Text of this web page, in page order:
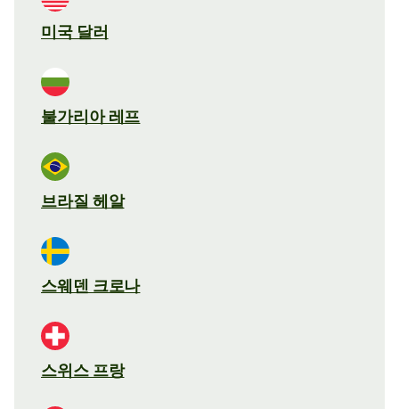
미국 달러
불가리아 레프
브라질 헤알
스웨덴 크로나
스위스 프랑